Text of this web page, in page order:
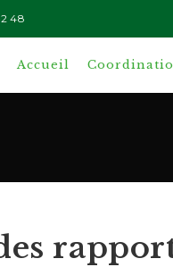
48
Accueil